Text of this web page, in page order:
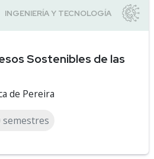
Sostenibles de las
de Pereira
semestres